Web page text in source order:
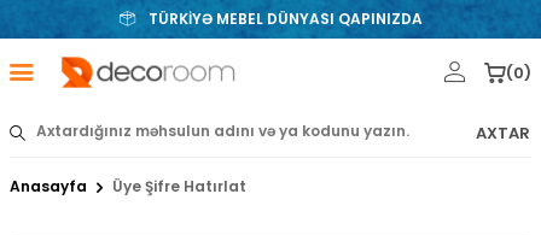
TÜRKİYƏ MEBEL DÜNYASI QAPINIZDA
AXTAR
(0)
Anasayfa Üye Şifre Hatırlat